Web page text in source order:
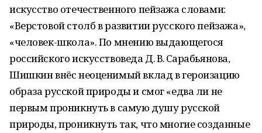
искусство отечественного пейзажа словами:
«Верстовой столб в развитии русского пейзажа»,
«человек-школа». По мнению выдающегося
российского искусствоведа Д. В. Сарабьянова,
Шишкин внёс неоценимый вклад в героизацию
образа русской природы и смог «едва ли не
первым проникнуть в самую душу русской
природы, проникнуть так, что многие созданные